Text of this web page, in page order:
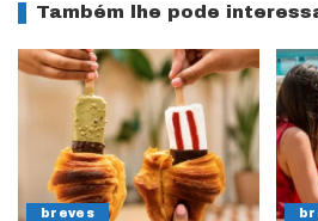
Também lhe pode
breves